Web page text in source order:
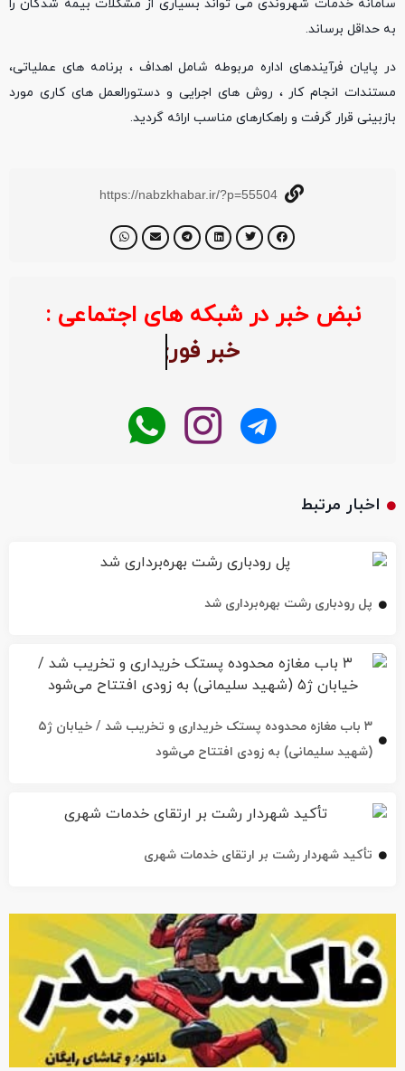
سامانه خدمات شهروندی می تواند بسیاری از مشکلات بیمه شدگان را
به حداقل برساند.
در پایان فرآیندهای اداره مربوطه شامل اهداف ، برنامه های عملیاتی،
مستندات انجام کار ، روش های اجرایی و دستورالعمل های کاری مورد
بازبینی قرار گرفت و راهکارهای مناسب ارائه گردید.
https://nabzkhabar.ir/?p=55504
نبض خبر در شبکه های اجتماعی : خبر
پل رودباری رشت بهره‌برداری شد
تأکید شهردار رشت بر ارتقای خدمات شهری